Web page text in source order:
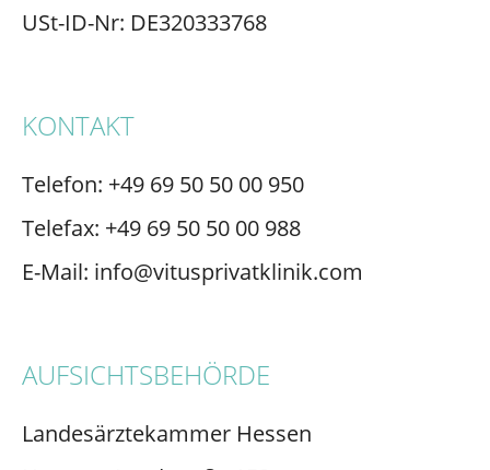
USt-ID-Nr: DE320333768
KONTAKT
Telefon: +49 69 50 50 00 950
Telefax: +49 69 50 50 00 988
E-Mail: info@vitusprivatklinik.com
AUFSICHTSBEHÖRDE
Landesärztekammer Hessen